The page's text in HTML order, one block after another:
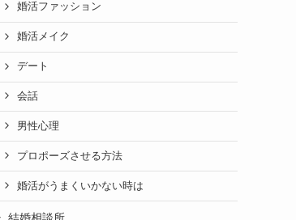
婚活ファッション
婚活メイク
デート
会話
男性心理
プロポーズさせる方法
婚活がうまくいかない時は
結婚相談所